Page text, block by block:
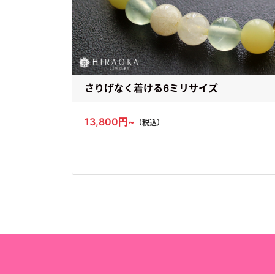
さりげなく着ける6ミリサイズ
13,800円~ （税込）